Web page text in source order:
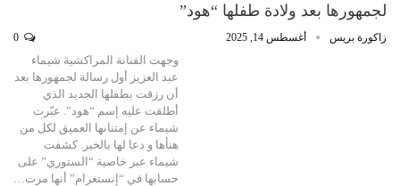
لجمهورها بعد ولادة طفلها “هود”
زاكورة بريس أغسطس 14, 2025
وجهت الفنانة المراكشية شيماء
عبد العزيز أول رسالة لجمهورها بعد
أن رزقت بطفلها الجديد الذي
أطلقت عليه إسم “هود”. عبّرت
شيماء عن إمتنانها العميق لكل من
هنأها و دعا لها بالخير. كشفت
شيماء عبر خاصية “الستوري” على
حسابها في “إنستغرام” أنها مرت…